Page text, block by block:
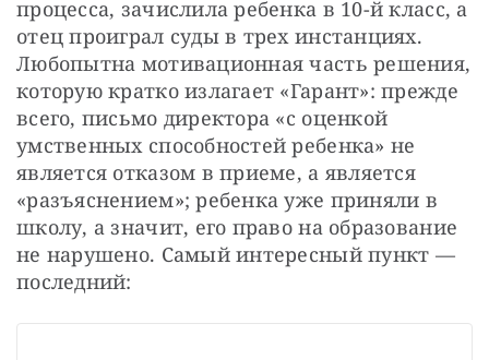
процесса, зачислила ребенка в 10-й класс, а
отец проиграл суды в трех инстанциях.
Любопытна мотивационная часть решения,
которую кратко излагает «Гарант»: прежде
всего, письмо директора «с оценкой
умственных способностей ребенка» не
является отказом в приеме, а является
«разъяснением»; ребенка уже приняли в
школу, а значит, его право на образование
не нарушено. Самый интересный пункт —
последний: